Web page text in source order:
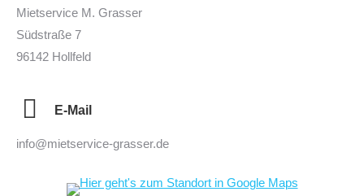
Mietservice M. Grasser
Südstraße 7
96142 Hollfeld
E-Mail
info@mietservice-grasser.de